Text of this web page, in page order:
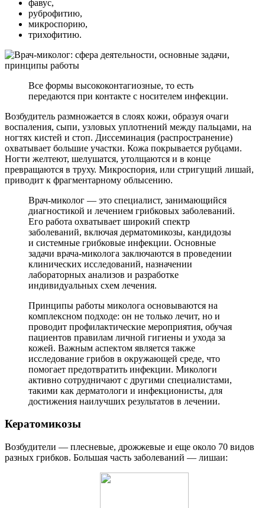
фавус,
руброфитию,
микроспорию,
трихофитию.
Все формы высококонтагиозные, то есть
передаются при контакте с носителем инфекции.
Возбудитель размножается в слоях кожи, образуя очаги
воспаления, сыпи, узловых уплотнений между пальцами, на
ногтях кистей и стоп. Диссеминация (распространение)
охватывает большие участки. Кожа покрывается рубцами.
Ногти желтеют, шелушатся, утолщаются и в конце
превращаются в труху. Микроспория, или стригущий лишай,
приводит к фрагментарному облысению.
Врач-миколог — это специалист, занимающийся
диагностикой и лечением грибковых заболеваний.
Его работа охватывает широкий спектр
заболеваний, включая дерматомикозы, кандидозы
и системные грибковые инфекции. Основные
задачи врача-миколога заключаются в проведении
клинических исследований, назначении
лабораторных анализов и разработке
индивидуальных схем лечения.
Принципы работы миколога основываются на
комплексном подходе: он не только лечит, но и
проводит профилактические мероприятия, обучая
пациентов правилам личной гигиены и ухода за
кожей. Важным аспектом является также
исследование грибов в окружающей среде, что
помогает предотвратить инфекции. Микологи
активно сотрудничают с другими специалистами,
такими как дерматологи и инфекционисты, для
достижения наилучших результатов в лечении.
Кератомикозы
Возбудители — плесневые, дрожжевые и еще около 70 видов
разных грибков. Большая часть заболеваний — лишаи: